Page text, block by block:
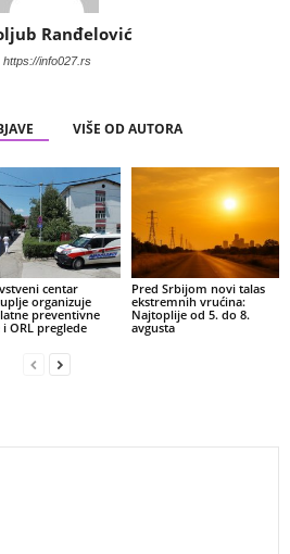
Ranđelović
https://info027.rs
VIŠE OD AUTORA
centar
organizuje
preventivne
i ORL preglede
Pred Srbijom novi talas
ekstremnih vrućina:
Najtoplije od 5. do 8.
avgusta